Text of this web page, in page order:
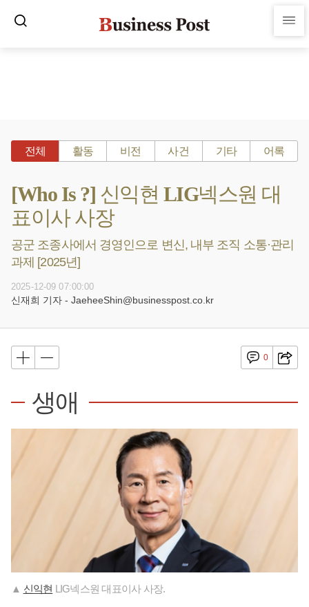
전체 활동 비전 사건 기타 어록
[Who Is ?] 신익현 LIG넥스원 대
표이사 사장
공군 조종사에서 경영인으로 변신, 내부 조직 소통·관리
과제 [2025년]
2025-12-09 07:00:00
신재희 기자 - JaeheeShin@businesspost.co.kr
0
생애
▲ 신익현 LIG넥스원 대표이사 사장.